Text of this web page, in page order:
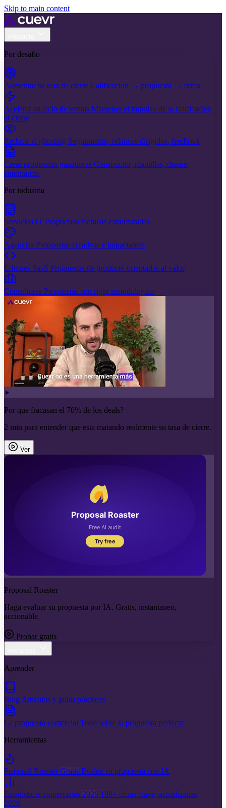
Skip to main content
Por desafio
Aumentar su tasa de cierre Calificacion → propuesta → firma
Acelerar su ciclo de ventas Mantener el impulso de la calificacion
al cierre
Reducir el ghosting Seguimiento, relances dirigidos, feedback
Crear propuestas ganadoras Constructor, plantillas, diseno
automatico
Por industria
Servicios IT Propuestas tecnicas estructuradas
Agencias Propuestas creativas e impactantes
Editores SaaS Propuestas de producto orientadas al valor
Consultoras Propuestas con rigor metodologico
Por que fracasan el 70% de los deals?
2 min para entender que esta matando realmente su tasa de cierre.
Ver
Proposal Roaster
Haga evaluar su propuesta por IA. Gratis, instantaneo,
accionable.
Probar gratis
Aprender
Blog Articulos y guias practicas
La propuesta comercial Todo sobre la propuesta perfecta
Herramientas
Proposal RoasterGratis Evalue su propuesta con IA
Estadisticas comerciales 2026 100+ cifras clave, actualizadas
2026